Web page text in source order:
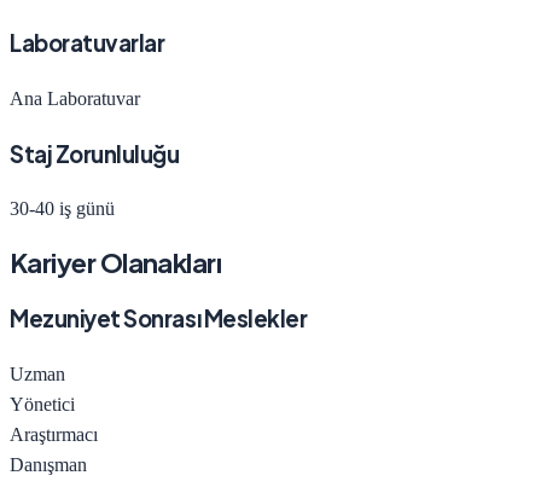
Laboratuvarlar
Ana Laboratuvar
Staj Zorunluluğu
30-40 iş günü
Kariyer Olanakları
Mezuniyet Sonrası Meslekler
Uzman
Yönetici
Araştırmacı
Danışman